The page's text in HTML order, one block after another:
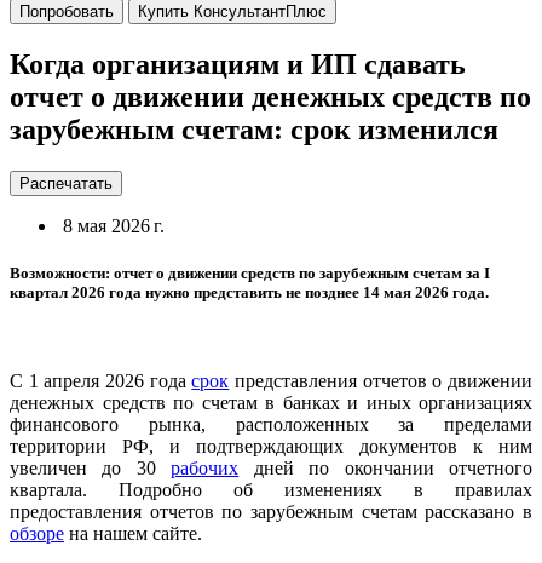
Попробовать Купить КонсультантПлюс
Когда организациям и ИП сдавать
отчет о движении денежных средств по
зарубежным счетам: срок изменился
Распечатать
8 мая 2026 г.
Возможности: отчет о движении средств по зарубежным счетам за I
квартал 2026 года нужно представить не позднее 14 мая 2026 года.
С 1 апреля 2026 годасрок представления отчетов о движении
денежных средств по счетам в банках и иных организациях
финансового рынка, расположенных за пределами
территории РФ, и подтверждающих документов к ним
увеличен до 30рабочих дней по окончании отчетного
квартала. Подробно об изменениях в правилах
предоставления отчетов по зарубежным счетам рассказано в
обзоре на нашем сайте.